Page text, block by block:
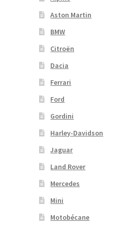
Aston Martin
BMW
Citroën
Dacia
Ferrari
Ford
Gordini
Harley-Davidson
Jaguar
Land Rover
Mercedes
Mini
Motobécane